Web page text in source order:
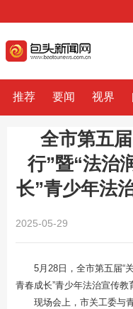
推荐 要闻 视界
全市第五
行”暨“法治
长”青少年法
2025-05-29
5月28日，全市第五届“
青春成长”青少年法治宣传教
现场会上，市关工委与